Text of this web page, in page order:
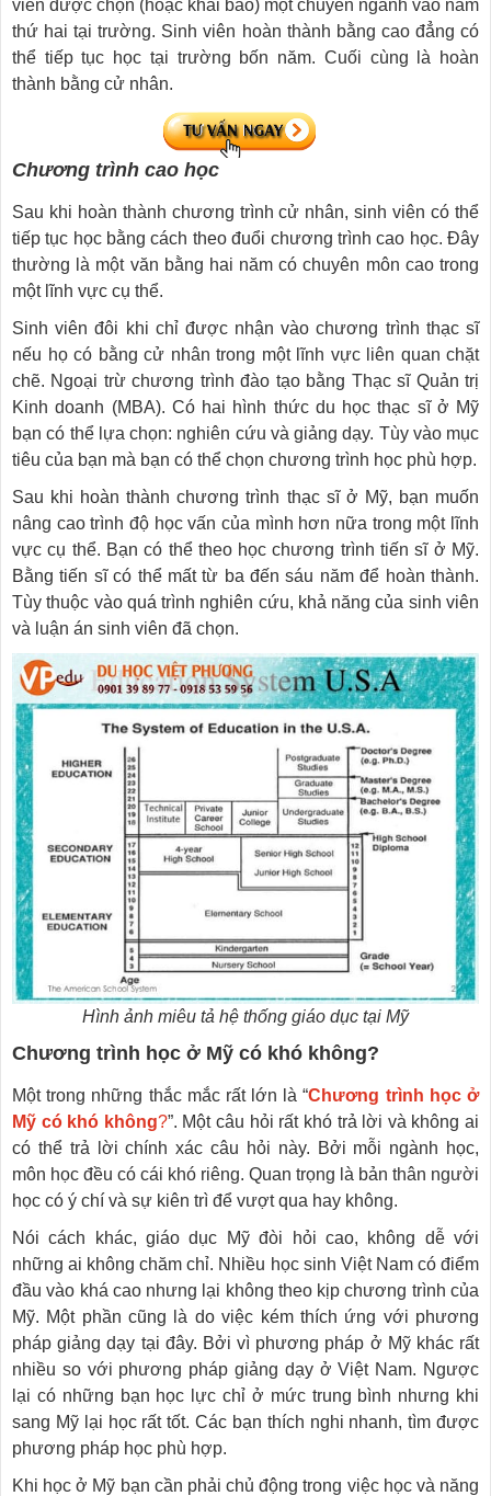
viên được chọn (hoặc khai báo) một chuyên ngành vào năm
thứ hai tại trường. Sinh viên hoàn thành bằng cao đẳng có
thể tiếp tục học tại trường bốn năm. Cuối cùng là hoàn
thành bằng cử nhân.
Chương trình cao học
Sau khi hoàn thành chương trình cử nhân, sinh viên có thể
tiếp tục học bằng cách theo đuổi chương trình cao học. Đây
thường là một văn bằng hai năm có chuyên môn cao trong
một lĩnh vực cụ thể.
Sinh viên đôi khi chỉ được nhận vào chương trình thạc sĩ
nếu họ có bằng cử nhân trong một lĩnh vực liên quan chặt
chẽ. Ngoại trừ chương trình đào tạo bằng Thạc sĩ Quản trị
Kinh doanh (MBA). Có hai hình thức du học thạc sĩ ở Mỹ
bạn có thể lựa chọn: nghiên cứu và giảng dạy. Tùy vào mục
tiêu của bạn mà bạn có thể chọn chương trình học phù hợp.
Sau khi hoàn thành chương trình thạc sĩ ở Mỹ, bạn muốn
nâng cao trình độ học vấn của mình hơn nữa trong một lĩnh
vực cụ thể. Bạn có thể theo học chương trình tiến sĩ ở Mỹ.
Bằng tiến sĩ có thể mất từ ​​ba đến sáu năm để hoàn thành.
Tùy thuộc vào quá trình nghiên cứu, khả năng của sinh viên
và luận án sinh viên đã chọn.
Hình ảnh miêu tả hệ thống giáo dục tại Mỹ
Chương trình học ở Mỹ có khó không?
Một trong những thắc mắc rất lớn là “Chương trình học ở
Mỹ có khó không?”. Một câu hỏi rất khó trả lời và không ai
có thể trả lời chính xác câu hỏi này. Bởi mỗi ngành học,
môn học đều có cái khó riêng. Quan trọng là bản thân người
học có ý chí và sự kiên trì để vượt qua hay không.
Nói cách khác, giáo dục Mỹ đòi hỏi cao, không dễ với
những ai không chăm chỉ. Nhiều học sinh Việt Nam có điểm
đầu vào khá cao nhưng lại không theo kịp chương trình của
Mỹ. Một phần cũng là do việc kém thích ứng với phương
pháp giảng dạy tại đây. Bởi vì phương pháp ở Mỹ khác rất
nhiều so với phương pháp giảng dạy ở Việt Nam. Ngược
lại có những bạn học lực chỉ ở mức trung bình nhưng khi
sang Mỹ lại học rất tốt. Các bạn thích nghi nhanh, tìm được
phương pháp học phù hợp.
Khi học ở Mỹ bạn cần phải chủ động trong việc học và năng